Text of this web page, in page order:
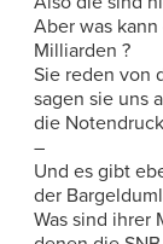
Aber was
Milliarden ?
Sie reden von
sagen sie uns
die
–
Und es gibt
der
Was sind ihrer